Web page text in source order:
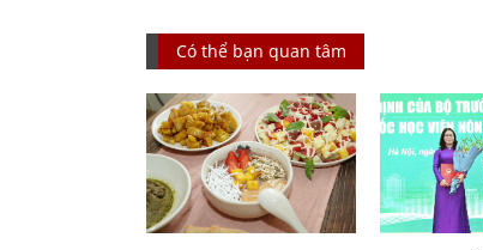
Có thể bạn quan tâm